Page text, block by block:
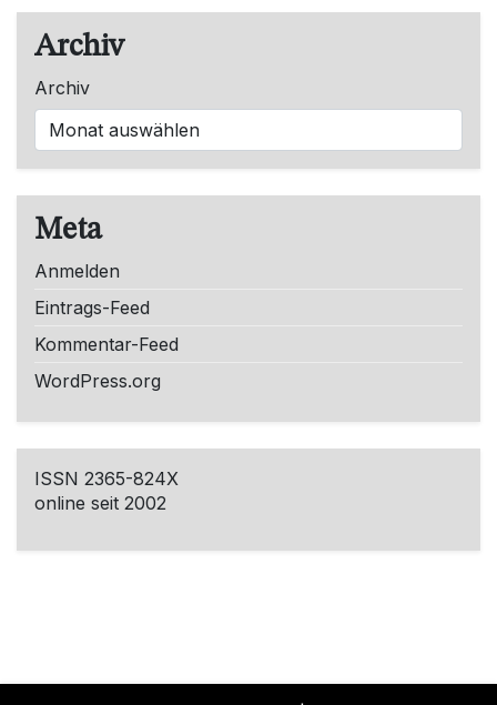
Archiv
Archiv
Meta
Anmelden
Eintrags-Feed
Kommentar-Feed
WordPress.org
ISSN 2365-824X
online seit 2002